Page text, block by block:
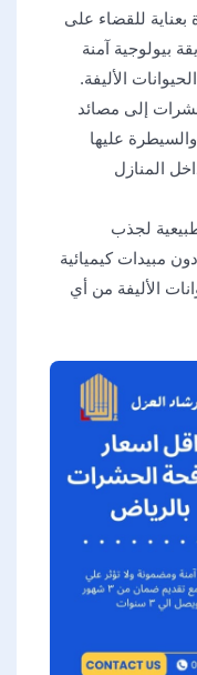
بعناية للقضاء على
بيولوجية آمنة
الأليفة.
إلى مصائد
عليها
المنازل
لجذب
مبيدات كيميائية
الأليفة من أي